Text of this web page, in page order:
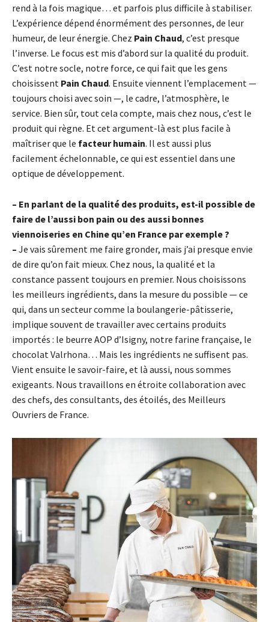
rend à la fois magique… et parfois plus difficile à stabiliser.
L’expérience dépend énormément des personnes, de leur
humeur, de leur énergie. Chez Pain Chaud, c’est presque
l’inverse. Le focus est mis d’abord sur la qualité du produit.
C’est notre socle, notre force, ce qui fait que les gens
choisissent Pain Chaud. Ensuite viennent l’emplacement —
toujours choisi avec soin —, le cadre, l’atmosphère, le
service. Bien sûr, tout cela compte, mais chez nous, c’est le
produit qui règne. Et cet argument-là est plus facile à
maîtriser que le facteur humain. Il est aussi plus
facilement échelonnable, ce qui est essentiel dans une
optique de développement.
– En parlant de la qualité des produits, est-il possible de
faire de l’aussi bon pain ou des aussi bonnes
viennoiseries en Chine qu’en France par exemple ?
– Je vais sûrement me faire gronder, mais j’ai presque envie
de dire qu’on fait mieux. Chez nous, la qualité et la
constance passent toujours en premier. Nous choisissons
les meilleurs ingrédients, dans la mesure du possible — ce
qui, dans un secteur comme la boulangerie-pâtisserie,
implique souvent de travailler avec certains produits
importés : le beurre AOP d’Isigny, notre farine française, le
chocolat Valrhona… Mais les ingrédients ne suffisent pas.
Vient ensuite le savoir-faire, et là aussi, nous sommes
exigeants. Nous travaillons en étroite collaboration avec
des chefs, des consultants, des étoilés, des Meilleurs
Ouvriers de France.